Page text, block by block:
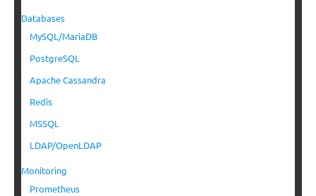
Databases
MySQL/MariaDB
PostgreSQL
Apache Cassandra
Redis
MSSQL
LDAP/OpenLDAP
Monitoring
Prometheus